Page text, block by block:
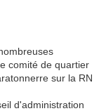
comité de quartier
sur la RN
d'administration